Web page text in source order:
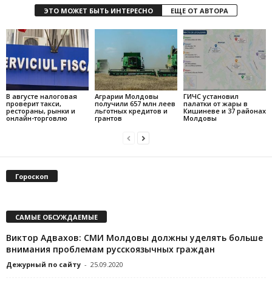
ЭТО МОЖЕТ БЫТЬ ИНТЕРЕСНО ЕЩЕ ОТ АВТОРА
В августе налоговая
проверит такси,
рестораны, рынки и
онлайн-торговлю
Аграрии Молдовы
получили 657 млн леев
льготных кредитов и
грантов
ГИЧС установил
палатки от жары в
Кишиневе и 37 районах
Молдовы
Гороскоп
САМЫЕ ОБСУЖДАЕМЫЕ
Виктор Адвахов: СМИ Молдовы должны уделять больше
внимания проблемам русскоязычных граждан
Дежурный по сайту - 25.09.2020